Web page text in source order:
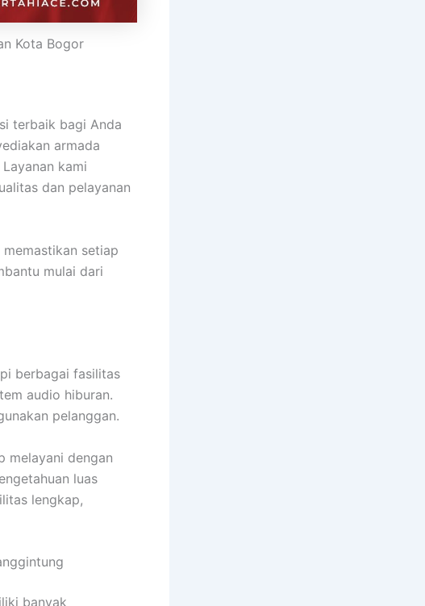
Kota Bogor
terbaik bagi Anda
armada
kami
dan pelayanan
setiap
mulai dari
berbagai fasilitas
audio hiburan.
pelanggan.
melayani dengan
luas
lengkap,
banyak